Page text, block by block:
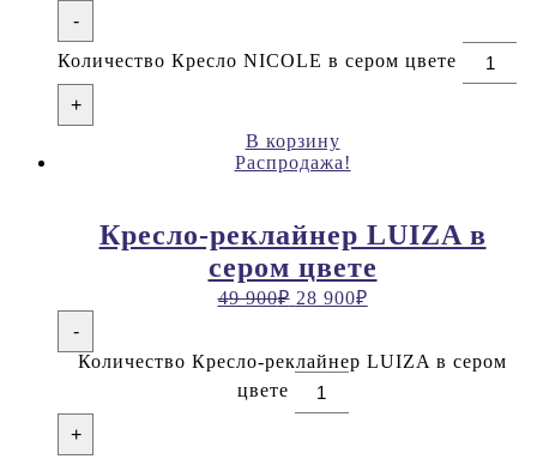
-
Количество Кресло NICOLE в сером цвете
+
В корзину
Распродажа!
Кресло-реклайнер LUIZA в
сером цвете
49 900₽ 28 900₽
-
Количество Кресло-реклайнер LUIZA в сером
цвете
+